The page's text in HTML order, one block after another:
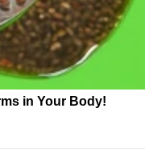
in Your Body!